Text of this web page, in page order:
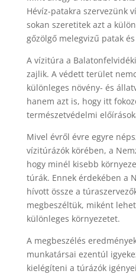
Hévíz-patakra szervezünk
sokan szeretitek azt a
gőzölgő melegvizű patak
A vízitúra a
zajlik. A védett terület
különleges növény- és
hanem azt is, hogy itt
természetvédelmi
Mivel évről évre egyre
vízitúrázók körében, a
hogy minél kisebb
túrák. Ennek érdekében a
hívott össze a
megbeszéltük, miként
különleges környezetet.
A megbeszélés
munkatársai ezentúl
kielégíteni a túrázók